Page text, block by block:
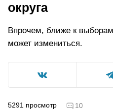
округа
Впрочем, ближе к
может измениться.
5291 просмотр 10